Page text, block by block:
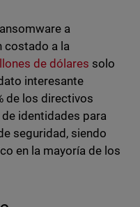
a
costado a la
de dólares solo
interesante
de los directivos
identidades para
seguridad, siendo
en la mayoría de los